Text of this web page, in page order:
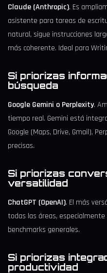
Claude (Anthropic). Es
asistente para tareas de
natural, sigue instrucciones
más coherente. Ideal para
Si priorizas
búsqueda
Google Gemini o Perplexity.
tiempo real. Gemini está
Google (Maps, Drive, Gmail),
precisas.
Si priorizas
versatilidad
ChatGPT (OpenAI). El más
todas las áreas, especialmente
benchmarks generales.
Si priorizas
productividad